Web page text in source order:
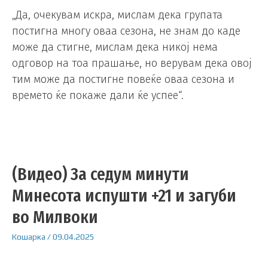
„Да, очекувам искра, мислам дека групата
постигна многу оваа сезона, не знам до каде
може да стигне, мислам дека никој нема
одговор на тоа прашање, но верувам дека овој
тим може да постигне повеќе оваа сезона и
времето ќе покаже дали ќе успее“.
(Видео) За седум минути
Минесота испушти +21 и загуби
во Милвоки
Кошарка /09.04.2025